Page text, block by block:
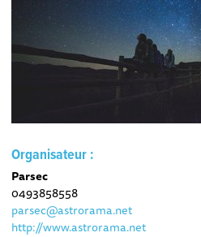
Organisateur :
Parsec
0493858558
parsec@astrorama.net
http://www.astrorama.net